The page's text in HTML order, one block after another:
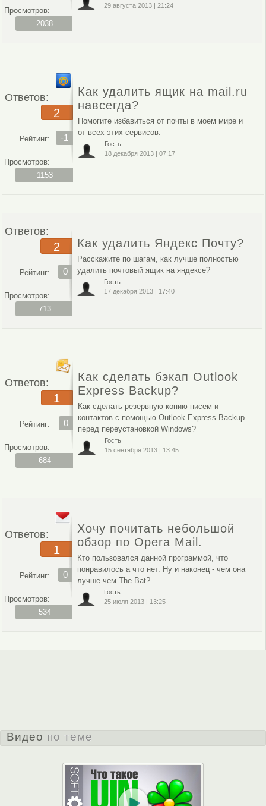
Просмотров:
2038
29 августа 2013 |21:24
Ответов:
2
Рейтинг: -1
Просмотров:
1153
Как удалить ящик на mail.ru
навсегда?
Помогите избавиться от почты в моем мире и
от всех этих сервисов.
Гость
18 декабря 2013| 07:17
Ответов:
2
Рейтинг: 0
Просмотров:
713
Как удалить Яндекс Почту?
Расскажите по шагам, как лучше полностью
удалить почтовый ящик на яндексе?
Гость
17 декабря 2013 | 17:40
Ответов:
1
Рейтинг: 0
Просмотров:
684
Как сделать бэкап Outlook
Express Backup?
Как сделать резервную копию писем и
контактов с помощью Outlook Express Backup
перед переустановкой Windows?
Гость
15 сентября 2013| 13:45
Ответов:
1
Рейтинг: 0
Просмотров:
534
Хочу почитать небольшой
обзор по Opera Mail.
Кто пользовался данной программой, что
понравилось а что нет. Ну и наконец - чем она
лучше чем The Bat?
Гость
25 июля 2013 | 13:25
Видео по теме